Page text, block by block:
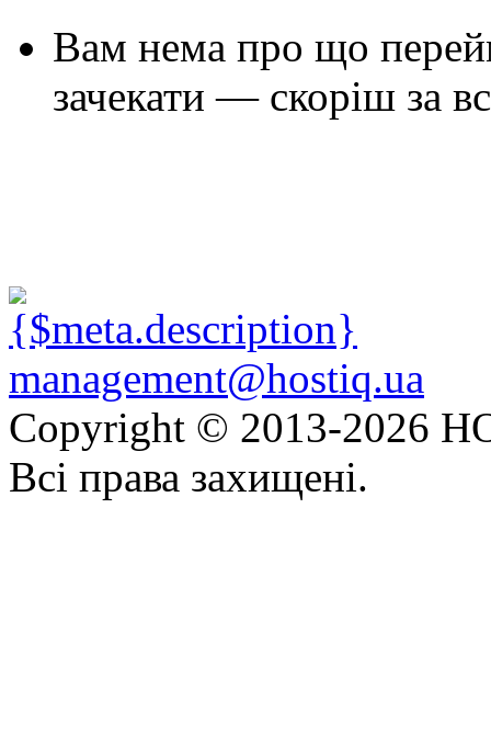
Вам нема про що
зачекати — скоріш за
management@hostiq.ua
Copyright © 2013-2026
Всі права захищені.